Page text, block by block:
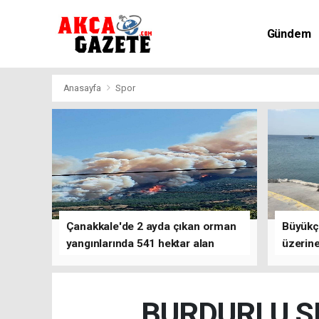
Gündem
Anasayfa Spor
Çanakkale'de 2 ayda çıkan orman
yangınlarında 541 hektar alan